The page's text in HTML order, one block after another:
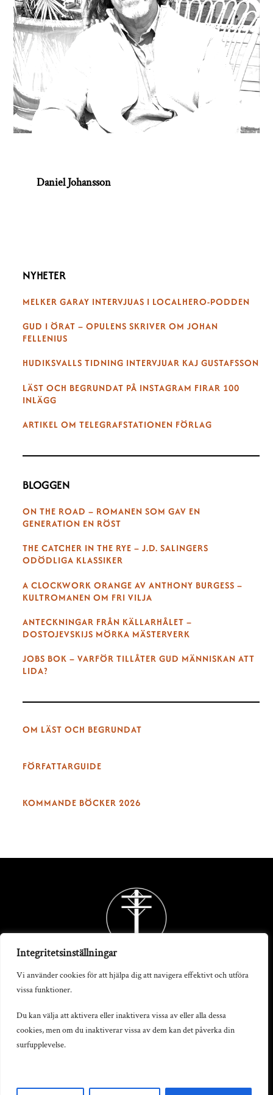
Integritetsinställningar
Vi använder cookies för att hjälpa dig att navigera effektivt och utföra
vissa funktioner.
Du kan välja att aktivera eller inaktivera vissa av eller alla dessa
cookies, men om du inaktiverar vissa av dem kan det påverka din
surfupplevelse.
Daniel Johansson
NYHETER
MELKER GARAY INTERVJUAS I LOCALHERO-PODDEN
GUD I ÖRAT – OPULENS SKRIVER OM JOHAN
FELLENIUS
HUDIKSVALLS TIDNING INTERVJUAR KAJ GUSTAFSSON
LÄST OCH BEGRUNDAT PÅ INSTAGRAM FIRAR 100
INLÄGG
ARTIKEL OM TELEGRAFSTATIONEN FÖRLAG
BLOGGEN
ON THE ROAD – ROMANEN SOM GAV EN
GENERATION EN RÖST
THE CATCHER IN THE RYE – J.D. SALINGERS
ODÖDLIGA KLASSIKER
A CLOCKWORK ORANGE AV ANTHONY BURGESS –
KULTROMANEN OM FRI VILJA
ANTECKNINGAR FRÅN KÄLLARHÅLET –
DOSTOJEVSKIJS MÖRKA MÄSTERVERK
JOBS BOK – VARFÖR TILLÅTER GUD MÄNNISKAN ATT
LIDA?
OM LÄST OCH BEGRUNDAT
FÖRFATTARGUIDE
KOMMANDE BÖCKER 2026
Back
To
Telegrafstationen AB
S:t Persgatan 19, 602 33 Norrköping